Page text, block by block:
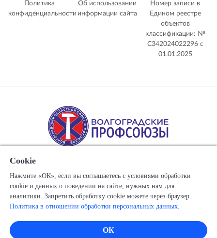
Политика
конфиденциальности
Об использовании
информации сайта
Номер записи в
Едином реестре
объектов
классификации: №
С342024022296 c
01.01.2025
Copyright © 1917-2025 Союз организаций профсоюзов
"Волгоградский областной Совет профессиональных
Все права защищены.
Cookie
Нажмите «ОК», если вы соглашаетесь с условиями обработки
cookie и данных о поведении на сайте, нужных нам для
аналитики. Запретить обработку cookie можете через браузер.
Политика в отношении обработки персональных данных.
ОК